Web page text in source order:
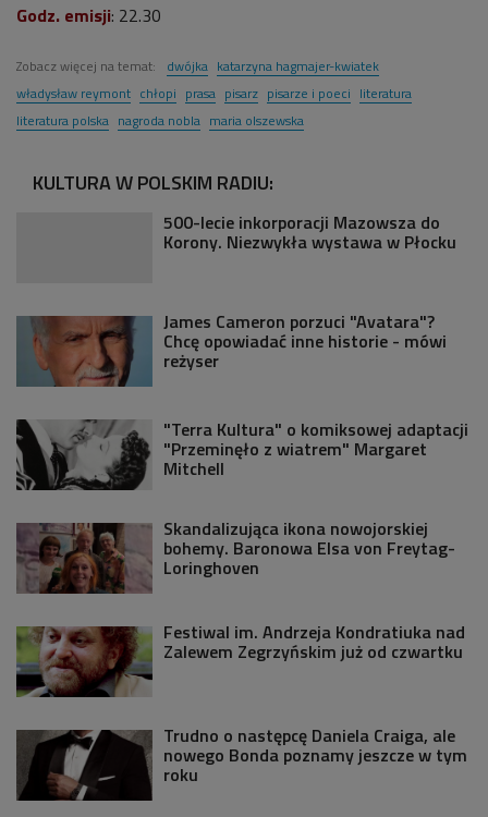
Godz. emisji: 22.30
Zobacz więcej na temat: dwójka katarzyna hagmajer-kwiatek
władysław reymont chłopi prasa pisarz pisarze i poeci literatura
literatura polska nagroda nobla maria olszewska
KULTURA W POLSKIM RADIU:
500-lecie inkorporacji Mazowsza do
Korony. Niezwykła wystawa w Płocku
James Cameron porzuci "Avatara"?
Chcę opowiadać inne historie - mówi
reżyser
"Terra Kultura" o komiksowej adaptacji
"Przeminęło z wiatrem" Margaret
Mitchell
Skandalizująca ikona nowojorskiej
bohemy. Baronowa Elsa von Freytag-
Loringhoven
Festiwal im. Andrzeja Kondratiuka nad
Zalewem Zegrzyńskim już od czwartku
Trudno o następcę Daniela Craiga, ale
nowego Bonda poznamy jeszcze w tym
roku